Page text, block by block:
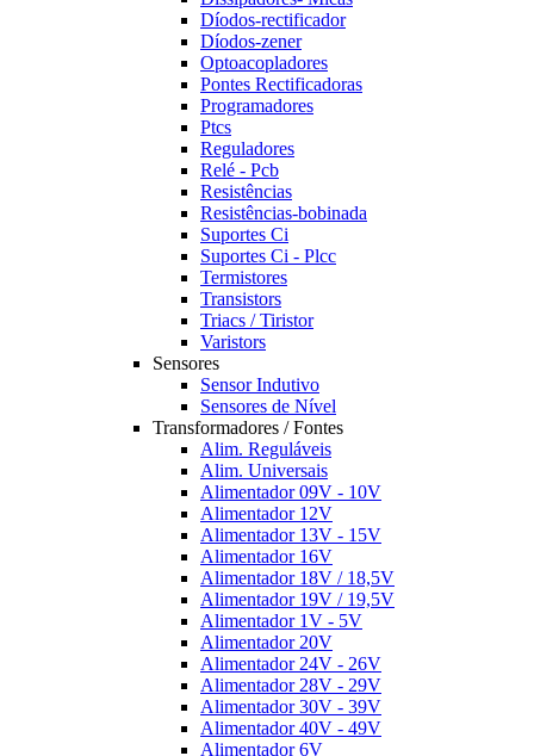
Díodos-rectificador
Díodos-zener
Optoacopladores
Pontes Rectificadoras
Programadores
Ptcs
Reguladores
Relé - Pcb
Resistências
Resistências-bobinada
Suportes Ci
Suportes Ci - Plcc
Termistores
Transistors
Triacs / Tiristor
Varistors
Sensores
Sensor Indutivo
Sensores de Nível
Transformadores / Fontes
Alim. Reguláveis
Alim. Universais
Alimentador 09V - 10V
Alimentador 12V
Alimentador 13V - 15V
Alimentador 16V
Alimentador 18V / 18,5V
Alimentador 19V / 19,5V
Alimentador 1V - 5V
Alimentador 20V
Alimentador 24V - 26V
Alimentador 28V - 29V
Alimentador 30V - 39V
Alimentador 40V - 49V
Alimentador 6V